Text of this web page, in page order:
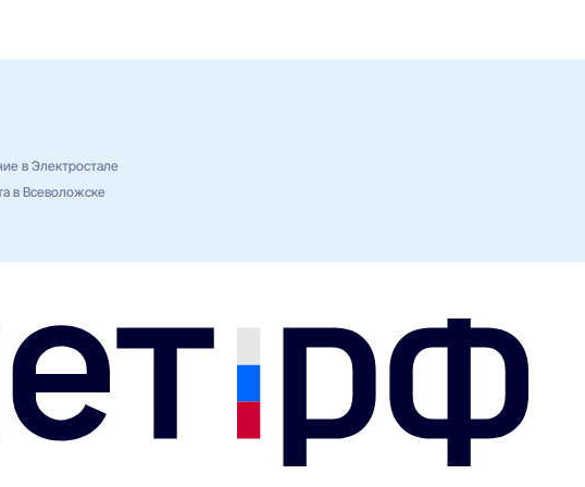
в Электростале
в Всеволожске